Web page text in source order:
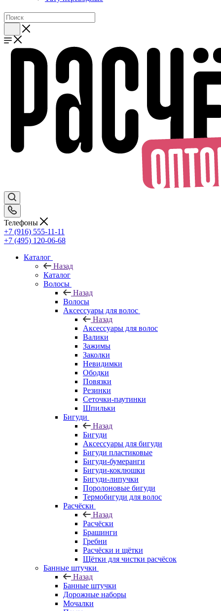
Телефоны
+7 (916) 555-11-11
+7 (495) 120-06-68
Каталог
Назад
Каталог
Волосы
Назад
Волосы
Аксессуары для волос
Назад
Аксессуары для волос
Валики
Зажимы
Заколки
Невидимки
Ободки
Повязки
Резинки
Сеточки-паутинки
Шпильки
Бигуди
Назад
Бигуди
Аксессуары для бигуди
Бигуди пластиковые
Бигуди-бумеранги
Бигуди-коклюшки
Бигуди-липучки
Поролоновые бигуди
Термобигуди для волос
Расчёски
Назад
Расчёски
Брашинги
Гребни
Расчёски и щётки
Щётки для чистки расчёсок
Банные штучки
Назад
Банные штучки
Дорожные наборы
Мочалки